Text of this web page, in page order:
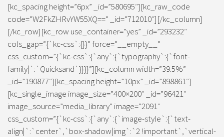
[kc_spacing height=”6px” _id=”580695″][kc_raw_code
code=”W2FkZHRvYW55XQ==” _id=”712010″][/kc_column]
[/kc_row][kc_row use_container=”yes” _id=”293232″
cols_gap=”{`kc-css`:{}}” force=”__empty__”
css_custom=”{`kc-css`:{`any`:{`typography`:{`font-
family|`:`Quicksand`}}}}”][kc_column width=”39.5%”
_id=”190877″][kc_spacing height=”10px” _id=”898861″]
[kc_single_image image_size=”400×200″ _id=”96421″
image_source=”media_library” image=”2091″
css_custom=”{`kc-css`:{`any`:{`image-style`:{`text-
align|`:`center`,`box-shadow|img`:`2 !important`,`vertical-